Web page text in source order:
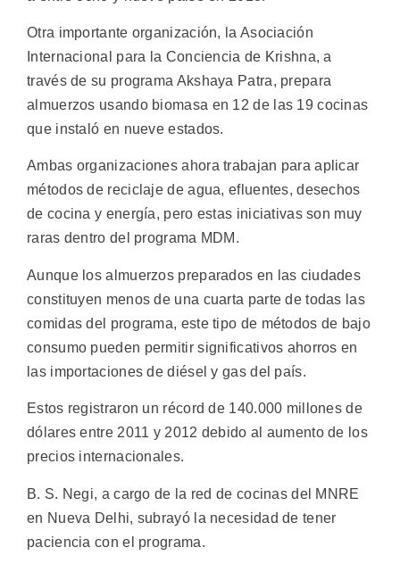
Otra importante organización, la Asociación
Internacional para la Conciencia de Krishna, a
través de su programa Akshaya Patra, prepara
almuerzos usando biomasa en 12 de las 19 cocinas
que instaló en nueve estados.
Ambas organizaciones ahora trabajan para aplicar
métodos de reciclaje de agua, efluentes, desechos
de cocina y energía, pero estas iniciativas son muy
raras dentro del programa MDM.
Aunque los almuerzos preparados en las ciudades
constituyen menos de una cuarta parte de todas las
comidas del programa, este tipo de métodos de bajo
consumo pueden permitir significativos ahorros en
las importaciones de diésel y gas del país.
Estos registraron un récord de 140.000 millones de
dólares entre 2011 y 2012 debido al aumento de los
precios internacionales.
B. S. Negi, a cargo de la red de cocinas del MNRE
en Nueva Delhi, subrayó la necesidad de tener
paciencia con el programa.